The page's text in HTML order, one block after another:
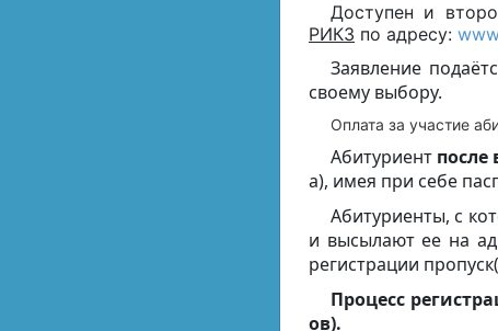
Доступен и
РИКЗ по адресу:
Заявление
своему выбору.
Оплата за участие
Абитуриент после
а), имея при себе
Абитуриенты, с
и высылают ее на
регистрации
Процесс
ов).